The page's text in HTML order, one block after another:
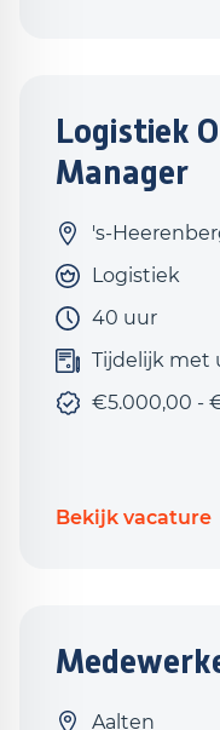
Logistiek
Manager
's-
Logistiek
40 uur
Tijdelijk met
€5.000,00 -
Bekijk vacature
Aalten